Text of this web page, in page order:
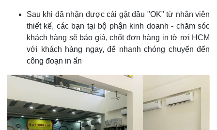
Sau khi đã nhận được cái gật đầu "OK" từ nhân viên
thiết kế, các bạn tại bộ phận kinh doanh - chăm sóc
khách hàng sẽ báo giá, chốt đơn hàng in tờ rơi HCM
với khách hàng ngay, để nhanh chóng chuyển đến
công đoạn in ấn